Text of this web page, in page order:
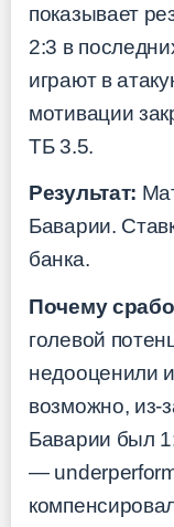
показывает
2:3 в
играют в
мотивации
ТБ 3.5.
Результат:
Баварии.
банка.
Почему
голевой
недооценили
возможно, из-
Баварии был
—